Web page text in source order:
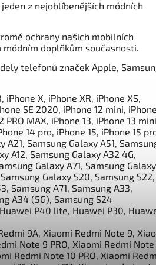
z nejoblíbenějších módních
ochrany našich mobilních
doplňkům současnosti.
telefonů značek Apple,
iPhone X, iPhone XR, iPhone XS,
SE 2020, iPhone 12 mini, iPhone
PRO MAX, iPhone 13, iPhone 13
14 pro, iPhone 15, iPhone 15
A21, Samsung Galaxy A51,
A12, Samsung Galaxy A32 4G,
Galaxy A71, Samsung Galaxy
Galaxy S20, Samsung S22,
Samsung A71, Samsung A33,
A34 (5G), Samsung S24
P40 lite, Huawei P30,
9A, Xiaomi Redmi Note 9,
Note 9 PRO, Xiaomi Redmi Note
Redmi Note 10 PRO, Xiaomi